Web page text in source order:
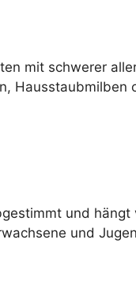
mit schwerer
Hausstaubmilben
und
und